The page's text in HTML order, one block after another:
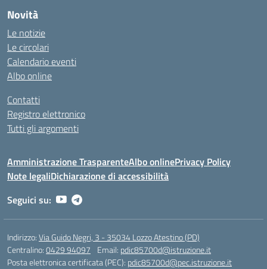
Novità
Le notizie
Le circolari
Calendario eventi
Albo online
Contatti
Registro elettronico
Tutti gli argomenti
Amministrazione TrasparenteAlbo onlinePrivacy Policy
Note legaliDichiarazione di accessibilità
Seguici su:
Indirizzo:Via Guido Negri, 3 - 35034 Lozzo Atestino (PD)
Centralino:0429 94097 Email: pdic85700d@istruzione.it
Posta elettronica certificata (PEC): pdic85700d@pec.istruzione.it